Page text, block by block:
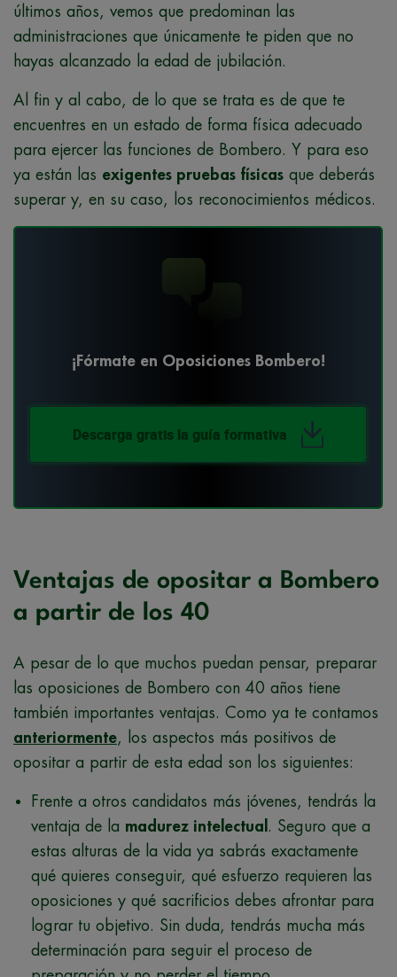
últimos años, vemos que predominan las
administraciones que únicamente te piden que no
hayas alcanzado la edad de jubilación.
Al fin y al cabo, de lo que se trata es de que te
encuentres en un estado de forma física adecuado
para ejercer las funciones de Bombero. Y para eso
ya están las exigentes pruebas físicas que deberás
superar y, en su caso, los reconocimientos médicos.
¡Fórmate en Oposiciones Bombero!
Descarga gratis la guía formativa
Ventajas de opositar a Bombero
a partir de los 40
A pesar de lo que muchos puedan pensar, preparar
las oposiciones de Bombero con 40 años tiene
también importantes ventajas. Como ya te contamos
anteriormente, los aspectos más positivos de
opositar a partir de esta edad son los siguientes:
Frente a otros candidatos más jóvenes, tendrás la
ventaja de la madurez intelectual . Seguro que a
estas alturas de la vida ya sabrás exactamente
qué quieres conseguir, qué esfuerzo requieren las
oposiciones y qué sacrificios debes afrontar para
lograr tu objetivo. Sin duda, tendrás mucha más
determinación para seguir el proceso de